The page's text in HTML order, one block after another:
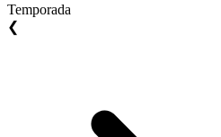
Temporada
❮